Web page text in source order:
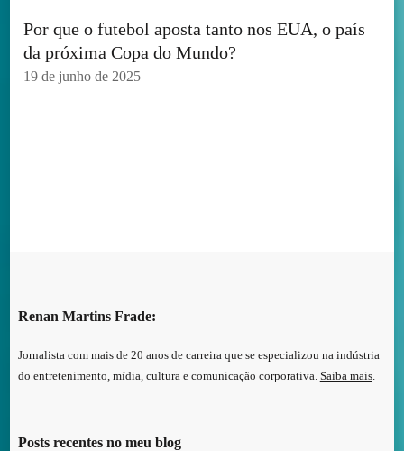
Por que o futebol aposta tanto nos EUA, o país
da próxima Copa do Mundo?
19 de junho de 2025
Renan Martins Frade:
Jornalista com mais de 20 anos de carreira que se especializou na indústria
do entretenimento, mídia, cultura e comunicação corporativa. Saiba mais.
Posts recentes no meu blog